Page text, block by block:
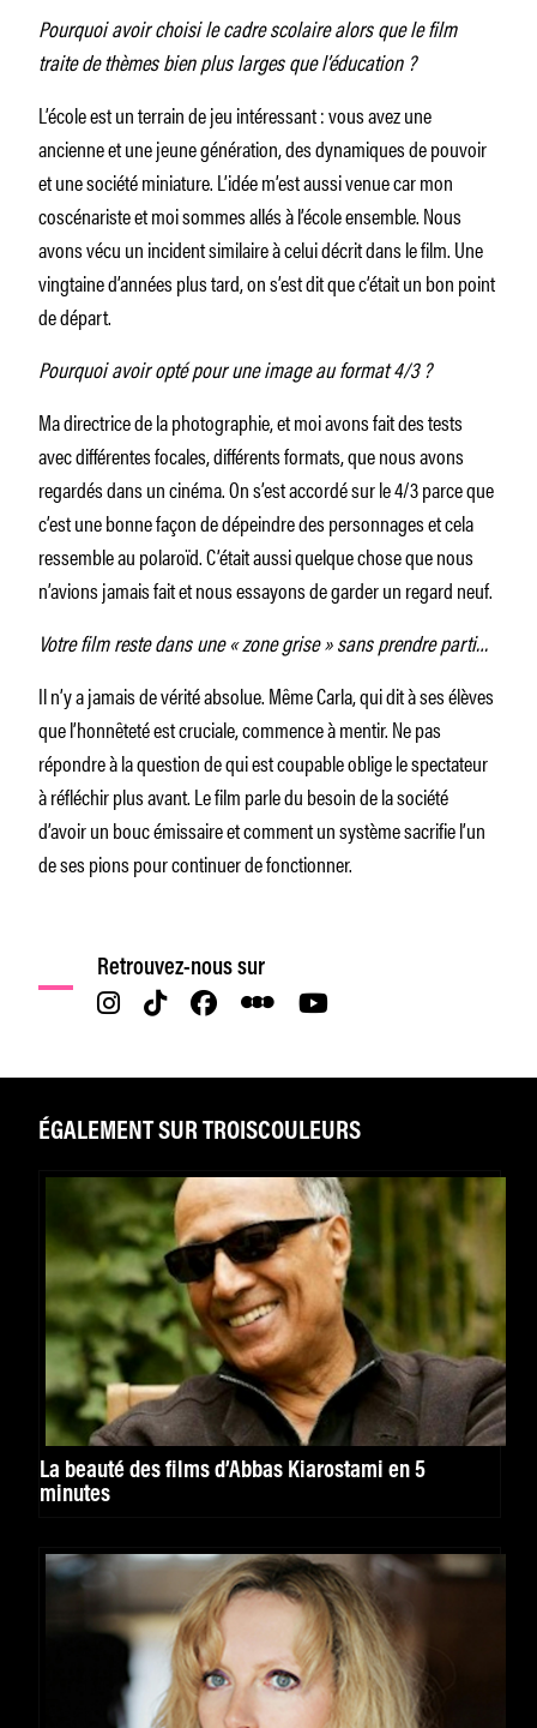
Pourquoi avoir choisi le cadre scolaire alors que le film
traite de thèmes bien plus larges que l’éducation ?
L’école est un terrain de jeu intéressant : vous avez une
ancienne et une jeune génération, des dynamiques de pouvoir
et une société miniature. L’idée m’est aussi venue car mon
coscénariste et moi sommes allés à l’école ensemble. Nous
avons vécu un incident similaire à celui décrit dans le film. Une
vingtaine d’années plus tard, on s’est dit que c’était un bon point
de départ.
Pourquoi avoir opté pour une image au format 4/3 ?
Ma directrice de la photographie, et moi avons fait des tests
avec différentes focales, différents formats, que nous avons
regardés dans un cinéma. On s’est accordé sur le 4/3 parce que
c’est une bonne façon de dépeindre des personnages et cela
ressemble au polaroïd. C’était aussi quelque chose que nous
n’avions jamais fait et nous essayons de garder un regard neuf.
Votre film reste dans une « zone grise » sans prendre parti…
Il n’y a jamais de vérité absolue. Même Carla, qui dit à ses élèves
que l’honnêteté est cruciale, commence à mentir. Ne pas
répondre à la question de qui est coupable oblige le spectateur
à réfléchir plus avant. Le film parle du besoin de la société
d’avoir un bouc émissaire et comment un système sacrifie l’un
de ses pions pour continuer de fonctionner.
Retrouvez-nous sur
ÉGALEMENT SUR TROISCOULEURS
La beauté des films d’Abbas Kiarostami en 5
minutes